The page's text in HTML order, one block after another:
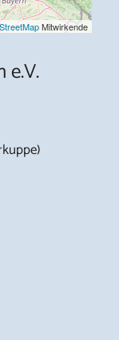
Mitwirkende
e.V.